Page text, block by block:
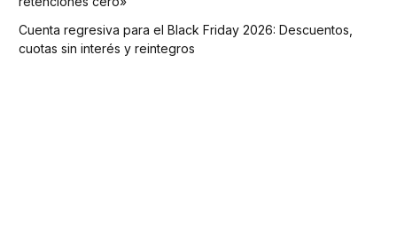
Cuenta regresiva para el Black Friday 2026: Descuentos,
cuotas sin interés y reintegros